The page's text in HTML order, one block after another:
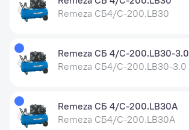
Remeza СБ4/С-200.LB30
Remeza СБ 4/С-200.LB30-3.0
Remeza СБ4/С-200.LB30-3.0
Remeza СБ 4/С-200.LB30A
Remeza СБ4/С-200.LB30A